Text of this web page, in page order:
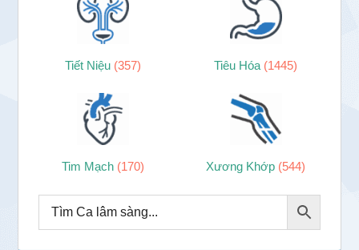
Tiết Niệu (357) Tiêu Hóa (1445)
Tim Mạch (170) Xương Khớp (544)